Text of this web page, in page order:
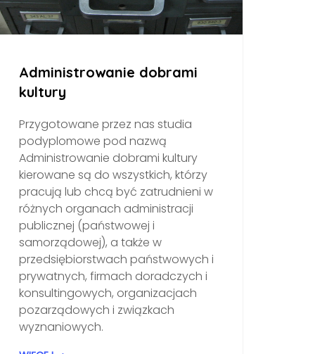
Administrowanie dobrami
kultury
Przygotowane przez nas studia
podyplomowe pod nazwą
Administrowanie dobrami kultury
kierowane są do wszystkich, którzy
pracują lub chcą być zatrudnieni w
różnych organach administracji
publicznej (państwowej i
samorządowej), a także w
przedsiębiorstwach państwowych i
prywatnych, firmach doradczych i
konsultingowych, organizacjach
pozarządowych i związkach
wyznaniowych.